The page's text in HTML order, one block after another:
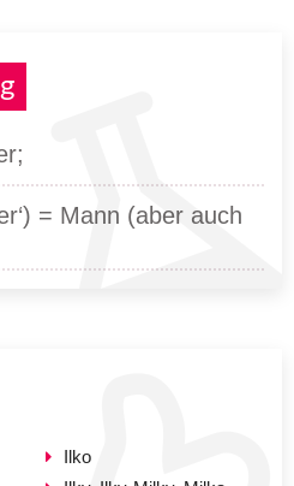
= Mann (aber auch
Ilko